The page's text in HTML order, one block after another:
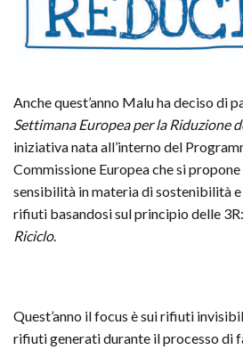
Anche quest’anno Malu ha deciso di
Settimana Europea per la Riduzione
iniziativa nata all’interno del
Commissione Europea che si
sensibilità in materia di sostenibilità
rifiuti basandosi sul principio delle 3R:
Riciclo.
Quest’anno il focus è sui rifiuti
rifiuti generati durante il processo di